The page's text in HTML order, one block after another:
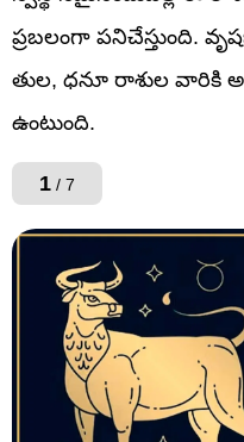
ప్రబలంగా పనిచేస్తుంది.
తుల, ధనూ రాశుల వారికి
ఉంటుంది.
1 / 7